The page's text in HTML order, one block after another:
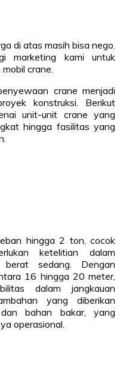
di atas masih bisa nego.
marketing kami untuk
crane.
crane menjadi
konstruksi. Berikut
unit-unit crane yang
hingga fasilitas yang
hingga 2 ton, cocok
ketelitian dalam
sedang. Dengan
16 hingga 20 meter,
dalam jangkauan
yang diberikan
bahan bakar, yang
operasional.